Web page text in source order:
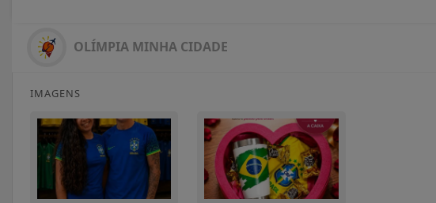
OLÍMPIA MINHA CIDADE
IMAGENS